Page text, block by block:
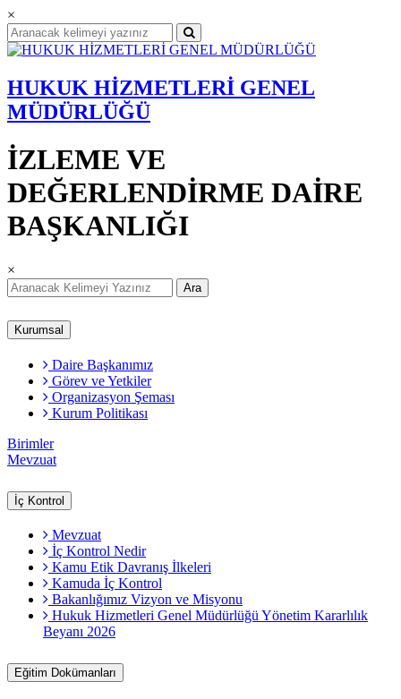
×
HUKUK HİZMETLERİ GENEL
MÜDÜRLÜĞÜ
İZLEME VE
DEĞERLENDİRME DAİRE
BAŞKANLIĞI
×
Ara
Kurumsal
Daire Başkanımız
Görev ve Yetkiler
Organizasyon Şeması
Kurum Politikası
Birimler
Mevzuat
İç Kontrol
Mevzuat
İç Kontrol Nedir
Kamu Etik Davranış İlkeleri
Kamuda İç Kontrol
Bakanlığımız Vizyon ve Misyonu
Hukuk Hizmetleri Genel Müdürlüğü Yönetim Kararlılık
Beyanı 2026
Eğitim Dokümanları